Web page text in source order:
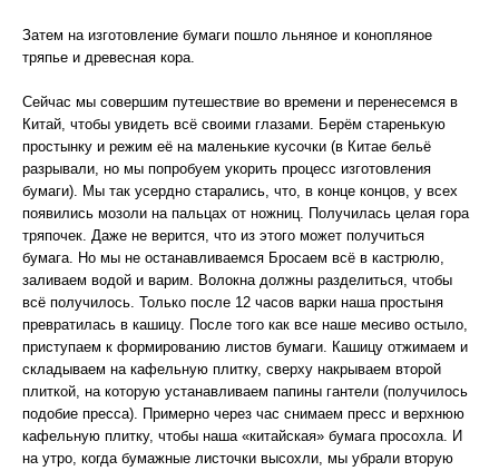
Затем на изготовление бумаги пошло льняное и конопляное
тряпье и древесная кора.
Сейчас мы совершим путешествие во времени и перенесемся в
Китай, чтобы увидеть всё своими глазами. Берём старенькую
простынку и режим её на маленькие кусочки (в Китае бельё
разрывали, но мы попробуем укорить процесс изготовления
бумаги). Мы так усердно старались, что, в конце концов, у всех
появились мозоли на пальцах от ножниц. Получилась целая гора
тряпочек. Даже не верится, что из этого может получиться
бумага. Но мы не останавливаемся Бросаем всё в кастрюлю,
заливаем водой и варим. Волокна должны разделиться, чтобы
всё получилось. Только после 12 часов варки наша простыня
превратилась в кашицу. После того как все наше месиво остыло,
приступаем к формированию листов бумаги. Кашицу отжимаем и
складываем на кафельную плитку, сверху накрываем второй
плиткой, на которую устанавливаем папины гантели (получилось
подобие пресса). Примерно через час снимаем пресс и верхнюю
кафельную плитку, чтобы наша «китайская» бумага просохла. И
на утро, когда бумажные листочки высохли, мы убрали вторую